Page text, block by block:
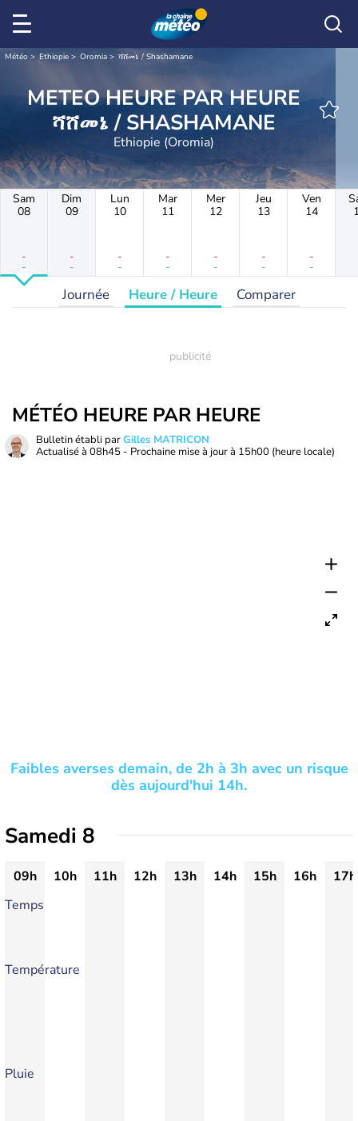
Météo Ethiopie Oromia ሻሸመኔ / Shashamane
METEO HEURE PAR HEURE
ሻሸመኔ / SHASHAMANE
Ethiopie (Oromia)
Sam
08
-
-
Dim
09
-
-
Lun
10
-
-
Mar
11
-
-
Mer
12
-
-
Jeu
13
-
-
Ven
14
-
-
Journée Heure / Heure Comparer
MÉTÉO HEURE PAR HEURE
Bulletin établi parGilles MATRICON
Actualisé à 08h45 - Prochaine mise à jour à 15h00 (heure locale)
Faibles averses demain, de 2h à 3h avec un risque
dès aujourd'hui 14h.
Samedi 8
09h 10h 11h 12h 13h 14h 15h 16h
17h
Temps
Température
Pluie